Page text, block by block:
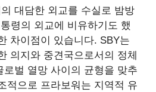
대담한 외교를 수실로 밤방
령의 외교에 비유하기도 했
차이점이 있습니다. SBY는
의지와 중견국으로서의 정체
로벌 열망 사이의 균형을 맞추
적으로 프라보워는 지역적 유